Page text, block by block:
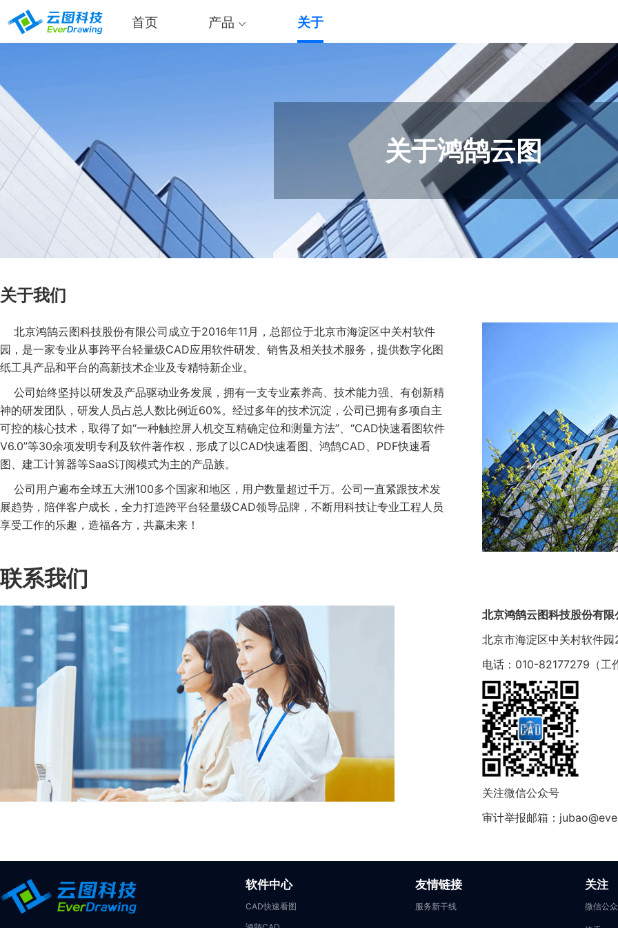
首页 产品 关于
关于鸿鹄云图
关于我们
北京鸿鹄云图科技股份有限公司成立于2016年11月，总部位于北京市海淀区中关村软件
园，是一家专业从事跨平台轻量级CAD应用软件研发、销售及相关技术服务，提供数字化图
纸工具产品和平台的高新技术企业及专精特新企业。
公司始终坚持以研发及产品驱动业务发展，拥有一支专业素养高、技术能力强、有创新精
神的研发团队，研发人员占总人数比例近60%。经过多年的技术沉淀，公司已拥有多项自主
可控的核心技术，取得了如“一种触控屏人机交互精确定位和测量方法”、“CAD快速看图软件
V6.0”等30余项发明专利及软件著作权，形成了以CAD快速看图、鸿鹄CAD、PDF快速看
图、建工计算器等SaaS订阅模式为主的产品族。
公司用户遍布全球五大洲100多个国家和地区，用户数量超过千万。公司一直紧跟技术发
展趋势，陪伴客户成长，全力打造跨平台轻量级CAD领导品牌，不断用科技让专业工程人员
享受工作的乐趣，造福各方，共赢未来！
联系我们
北京鸿鹄云图科技股份有限
北京市海淀区中关村软件
电话：010-82177279（工
关注微信公众号
审计举报邮箱：
软件中心
CAD快速看图
友情链接
服务新干线
关注
微信公